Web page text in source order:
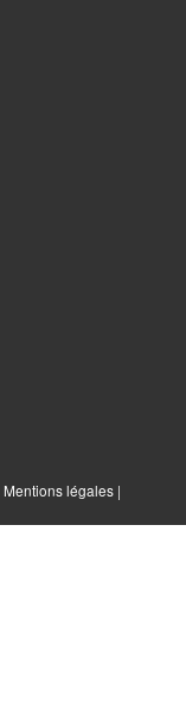
Mentions légales |